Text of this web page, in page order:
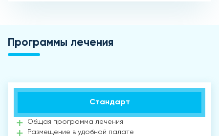
Программы лечения
Стандарт
Общая программа лечения
Размещение в удобной палате